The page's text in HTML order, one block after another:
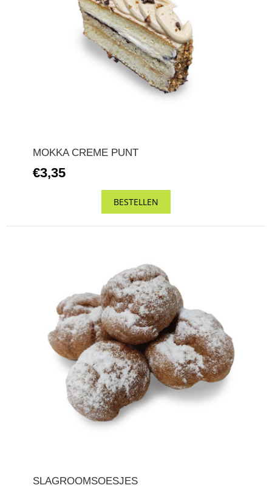
MOKKA CREME PUNT
€3,35
SLAGROOMSOESJES